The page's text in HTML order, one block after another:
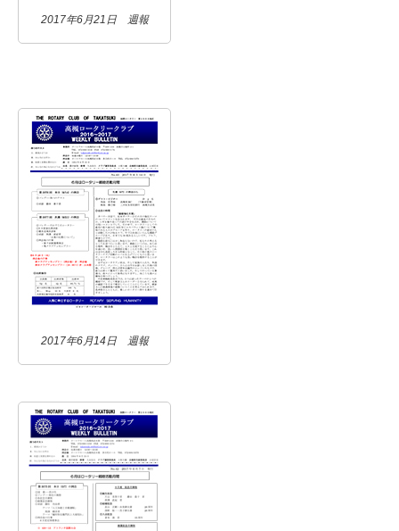
2017年6月21日 週報
2017年6月14日 週報